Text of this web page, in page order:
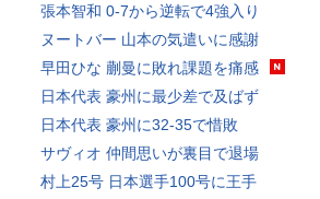
張本智和 0-7から逆転で4強入り
ヌートバー 山本の気遣いに感謝
早田ひな 蒯曼に敗れ課題を痛感
日本代表 豪州に最少差で及ばず
日本代表 豪州に32-35で惜敗
サヴィオ 仲間思いが裏目で退場
村上25号 日本選手100号に王手